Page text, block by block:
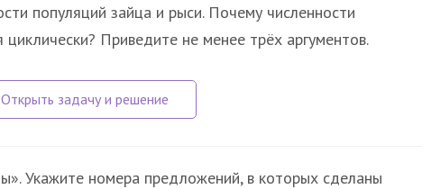
популяций зайца и рыси. Почему численности
Приведите не менее трёх аргументов.
Укажите номера предложений, в которых сделаны